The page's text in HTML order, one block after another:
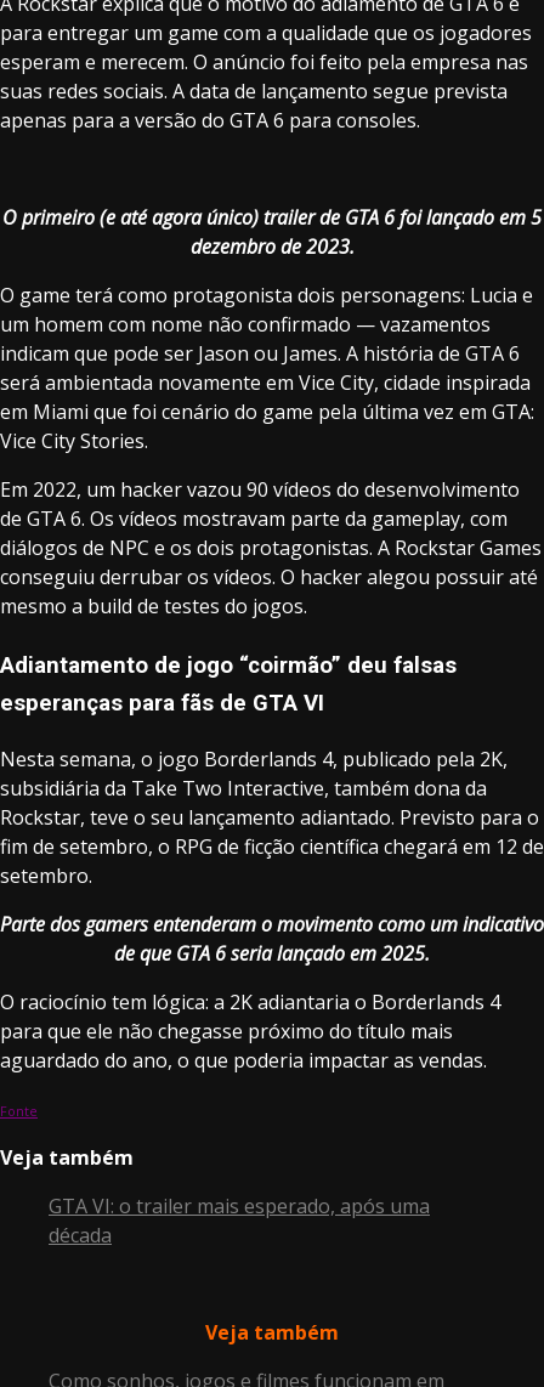
para entregar um game com a qualidade que os jogadores
esperam e merecem. O anúncio foi feito pela empresa nas
suas redes sociais. A data de lançamento segue prevista
apenas para a versão do GTA 6 para consoles.
O primeiro (e até agora único) trailer de GTA 6 foi lançado em 5
dezembro de 2023.
O game terá como protagonista dois personagens: Lucia e
um homem com nome não confirmado — vazamentos
indicam que pode ser Jason ou James. A história de GTA 6
será ambientada novamente em Vice City, cidade inspirada
em Miami que foi cenário do game pela última vez em GTA:
Vice City Stories.
Em 2022, um hacker vazou 90 vídeos do desenvolvimento
de GTA 6. Os vídeos mostravam parte da gameplay, com
diálogos de NPC e os dois protagonistas. A Rockstar Games
conseguiu derrubar os vídeos. O hacker alegou possuir até
mesmo a build de testes do jogos.
Adiantamento de jogo “coirmão” deu falsas
esperanças para fãs de GTA VI
Nesta semana, o jogo Borderlands 4, publicado pela 2K,
subsidiária da Take Two Interactive, também dona da
Rockstar, teve o seu lançamento adiantado. Previsto para o
fim de setembro, o RPG de ficção científica chegará em 12 de
setembro.
Parte dos gamers entenderam o movimento como um indicativo
de que GTA 6 seria lançado em 2025.
O raciocínio tem lógica: a 2K adiantaria o Borderlands 4
para que ele não chegasse próximo do título mais
aguardado do ano, o que poderia impactar as vendas.
Fonte
Veja também
GTA VI: o trailer mais esperado, após uma
década
Veja também
Como sonhos, jogos e filmes funcionam em